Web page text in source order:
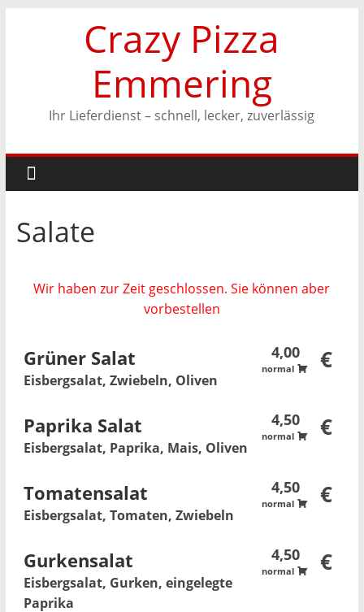
Crazy Pizza
Emmering
Ihr Lieferdienst – schnell, lecker, zuverlässig
Salate
Wir haben zur Zeit geschlossen. Sie können aber
vorbestellen
Grüner Salat 4,00
normal €
Eisbergsalat, Zwiebeln, Oliven
Paprika Salat 4,50
normal €
Eisbergsalat, Paprika, Mais, Oliven
Tomatensalat 4,50
normal €
Eisbergsalat, Tomaten, Zwiebeln
Gurkensalat 4,50
normal €
Eisbergsalat, Gurken, eingelegte
Paprika